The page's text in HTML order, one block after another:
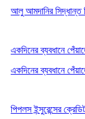
আলু আমদানির সিদ্ধান্ত
একদিনের ব্যবধানে
একদিনের ব্যবধানে
পিপলস ইন্সুরেন্সের